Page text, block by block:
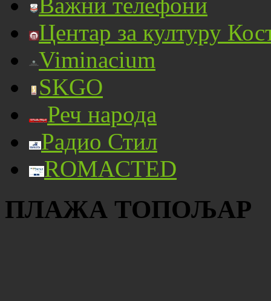
Центар за културу
Viminacium
SKGO
Реч народа
Радио Стил
ROMACTED
ПЛАЖА ТОПОЉАР